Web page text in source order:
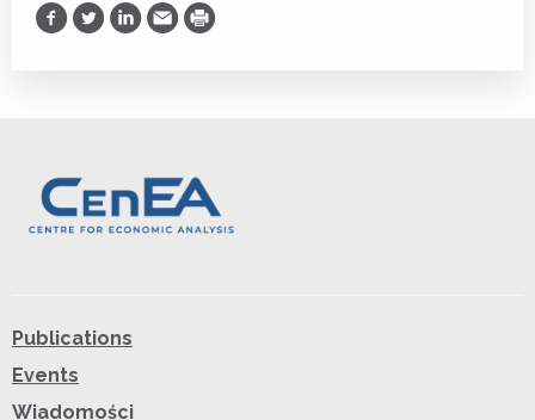
Udostępnij na Facebooku
Udostępnij na Twitterze
Udostępnij na LinkedIn
Prześlij Emailem
Drukuj
Publications
Events
Wiadomości